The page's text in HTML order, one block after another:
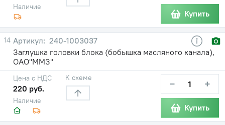
Наличие
Купить
14
240-1003037
Заглушка головки блока (бобышка масляного канала),
ОАО"ММЗ"
Наличие
Цена с НДС
220 руб.
К схеме − +
Купить